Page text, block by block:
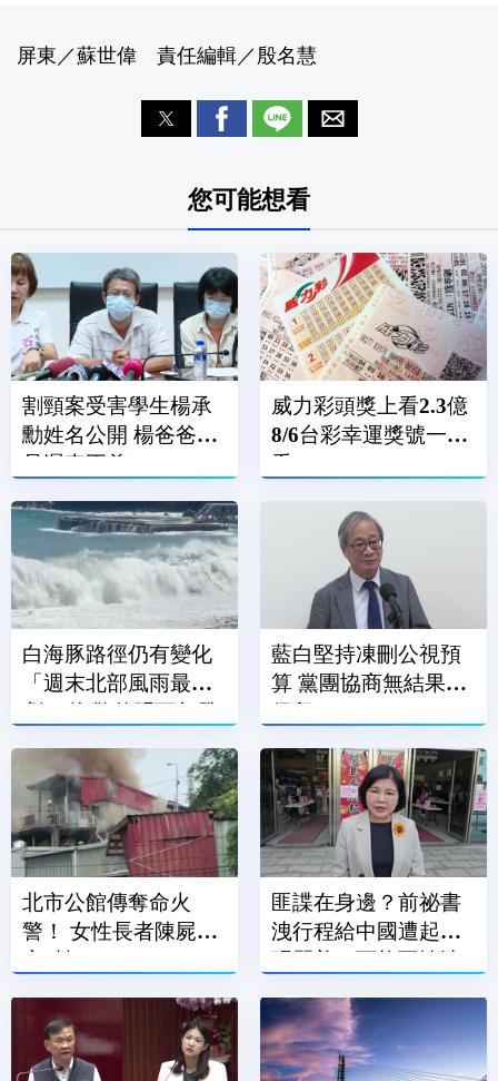
屏東／蘇世偉 責任編輯／殷名慧
您可能想看
割頸案受害學生楊承
勳姓名公開 楊爸爸：
是遲來正義
威力彩頭獎上看2.3億
8/6台彩幸運獎號一次
看
白海豚路徑仍有變化
「週末北部風雨最
劇」 海警估明下午發
藍白堅持凍刪公視預
算 黨團協商無結果全
保留
北市公館傳奪命火
警！ 女性長者陳屍民
宅2樓
匪諜在身邊？前祕書
洩行程給中國遭起訴
張麗善：可能不慎洩